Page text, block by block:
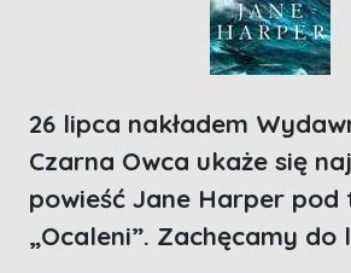
26 lipca nakładem
Czarna Owca ukaże się
powieść Jane Harper pod
„Ocaleni”. Zachęcamy do